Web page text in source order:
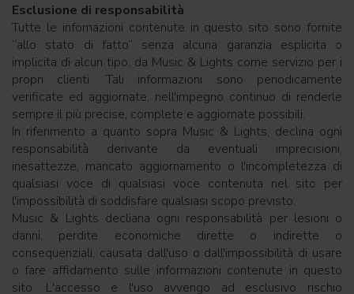
Esclusione di responsabilità
Tutte le infomazioni contenute in questo sito sono fornite
“allo stato di fatto” senza alcuna garanzia esplicita o
implicita di alcun tipo, da Music & Lights come servizio per i
propri clienti. Tali informazioni sono periodicamente
verificate ed aggiornate, nell'impegno continuo di renderle
sempre il più precise, complete e aggiornate possibili.
In riferimento a quanto sopra Music & Lights, declina ogni
responsabilità derivante da eventuali imprecisioni,
inesattezze, mancato aggiornamento o l'incompletezza di
qualsiasi voce di qualsiasi voce contenuta nel sito per
l'impossibilità di soddisfare qualsiasi scopo previsto.
Music & Lights decliana ogni responsabilità per lesioni o
danni, perdite economiche dirette o indirette o
consequenziali, causata dall'uso o dall'impossibilità di usare
o fare affidamento sulle informazioni contenute in questo
sito. L'accesso e l'uso avvengo ad esclusivo rischio